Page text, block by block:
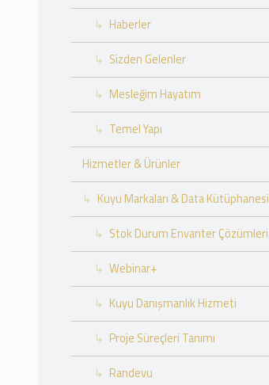
Haberler
Sizden Gelenler
Mesleğim Hayatım
Temel Yapı
Hizmetler & Ürünler
Kuyu Markaları & Data Kütüphanesi
Stok Durum Envanter Çözümleri
Webinar+
Kuyu Danışmanlık Hizmeti
Proje Süreçleri Tanımı
Randevu